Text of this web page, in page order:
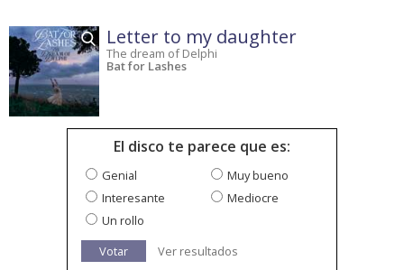
Letter to my daughter
The dream of Delphi
Bat for Lashes
El disco te parece que es:
Genial
Muy bueno
Interesante
Mediocre
Un rollo
Votar
Ver resultados